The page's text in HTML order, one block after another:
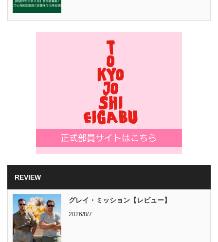
REVIEW
グレイ・ミッション【レビュー】
2026/8/7